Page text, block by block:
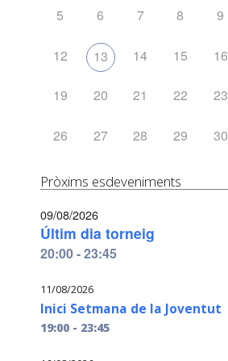
5 6 7 8 9
12 13 14 15 16
19 20 21 22 23
26 27 28 29 30
Pròxims esdeveniments
09/08/2026
Últim dia torneig
20:00 - 23:45
11/08/2026
Inici Setmana de la Joventut
19:00 - 23:45